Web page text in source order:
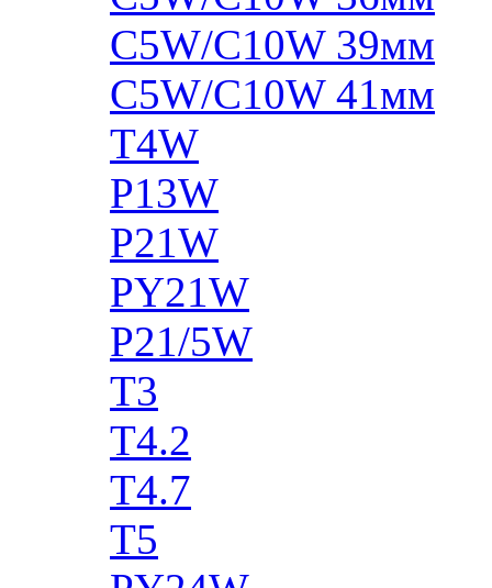
C5W/C10W 39мм
C5W/C10W 41мм
T4W
P13W
P21W
PY21W
P21/5W
T3
T4.2
T4.7
T5